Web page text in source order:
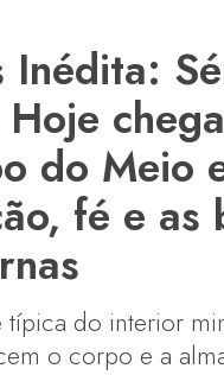
Inédita:
Hoje
do Meio
fé e as
típica do interior
o corpo e a